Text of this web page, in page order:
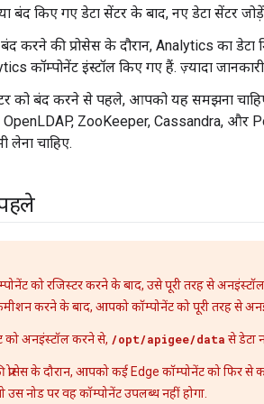
बंद किए गए डेटा सेंटर के बाद, नए डेटा सेंटर
करने की प्रोसेस के दौरान, Analytics का
कॉम्पोनेंट इंस्टॉल किए गए हैं. ज़्यादा
को बंद करने से पहले, आपको यह समझना
OpenLDAP, ZooKeeper, Cassandra,
चाहिए.
को रजिस्टर करने के बाद, उसे पूरी तरह से अनइंस्टॉल
करने के बाद, आपको कॉम्पोनेंट को पूरी तरह से
को अनइंस्टॉल करने से, /opt/apigee/data से डेटा
के दौरान, आपको कई Edge कॉम्पोनेंट को फिर से
उस नोड पर वह कॉम्पोनेंट उपलब्ध नहीं होगा.